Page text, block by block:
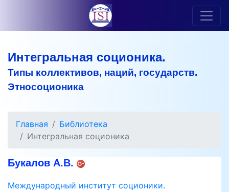
Интегральная соционика.
Типы коллективов, наций, государств.
Этносоционика
Главная
Библиотека
Интегральная соционика
Букалов А.В.
Международный институт соционики.